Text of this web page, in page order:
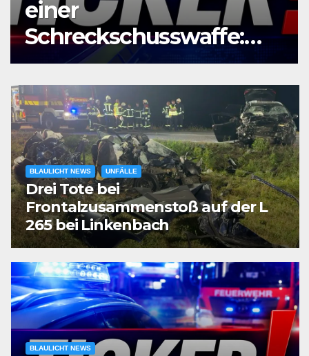
Telefonbetrüger
erbeuten 80.000 Euro
BLAULICHT NEWS UNFÄLLE
Drei Tote bei
Frontalzusammenstoß auf der L
265 bei Linkenbach
BLAULICHT NEWS